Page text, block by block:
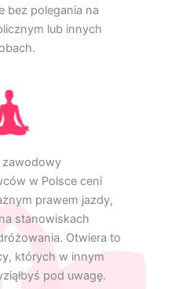
bez polegania na
lub innych
zawodowy
w Polsce ceni
prawem jazdy,
stanowiskach
Otwiera to
których w innym
pod uwagę.